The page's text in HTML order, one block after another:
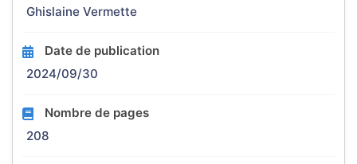
Ghislaine Vermette
Date de publication
2024/09/30
Nombre de pages
208